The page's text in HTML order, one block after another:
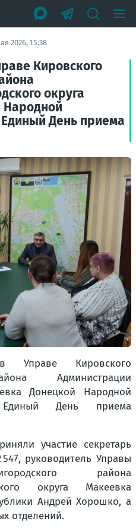
2026, 15:38
Кировского
округа
Народной
День приема
Кировского
Администрации
Донецкой Народной
День приема
участие секретарь
руководитель Управы
района
округа Макеевка
Андрей Хорошко, а
отделений.